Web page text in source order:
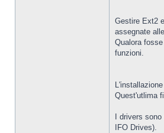
Gestire Ext2
assegnate
Qualora
funzioni.
Quest'utlima
I drivers
IFO Drives).